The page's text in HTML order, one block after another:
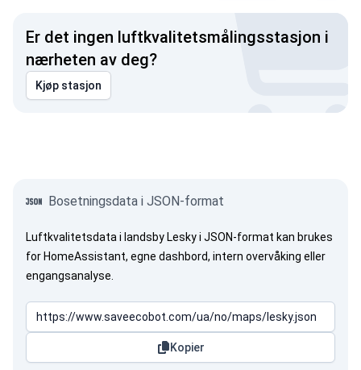
Er det ingen luftkvalitetsmålingsstasjon i
nærheten av deg?
Kjøp stasjon
Bosetningsdata i JSON-format
Luftkvalitetsdata i landsby Lesky i JSON-format kan brukes
for HomeAssistant, egne dashbord, intern overvåking eller
engangsanalyse.
Kopier